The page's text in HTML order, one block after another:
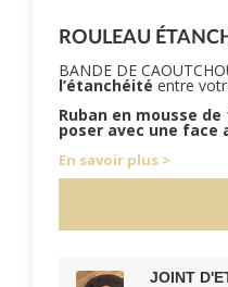
ROULEAU
BANDE DE
l’étanchéité entre
Ruban en mousse de
poser avec une face
En savoir plus
JOINT